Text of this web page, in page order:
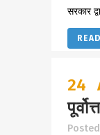
सरकार
24